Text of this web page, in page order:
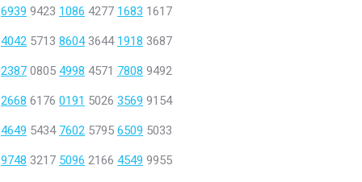
6939 9423 1086 4277 1683 1617
4042 5713 86043644 1918 3687
2387 0805 4998 4571 7808 9492
2668 6176 0191 5026 3569 9154
4649 5434 7602 5795 6509 5033
9748 3217 5096 2166 4549 9955